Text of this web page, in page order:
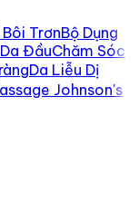
TrơnBộ Dụng
ĐầuChăm Sóc
Da Liễu Dị
Johnson's